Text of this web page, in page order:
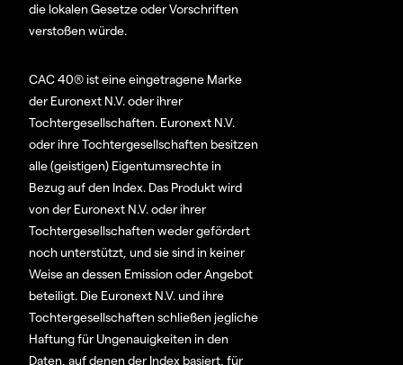
die lokalen Gesetze oder Vorschriften
verstoßen würde.
CAC 40® ist eine eingetragene Marke
der Euronext N.V. oder ihrer
Tochtergesellschaften. Euronext N.V.
oder ihre Tochtergesellschaften besitzen
alle (geistigen) Eigentumsrechte in
Bezug auf den Index. Das Produkt wird
von der Euronext N.V. oder ihrer
Tochtergesellschaften weder gefördert
noch unterstützt, und sie sind in keiner
Weise an dessen Emission oder Angebot
beteiligt. Die Euronext N.V. und ihre
Tochtergesellschaften schließen jegliche
Haftung für Ungenauigkeiten in den
Daten, auf denen der Index basiert, für